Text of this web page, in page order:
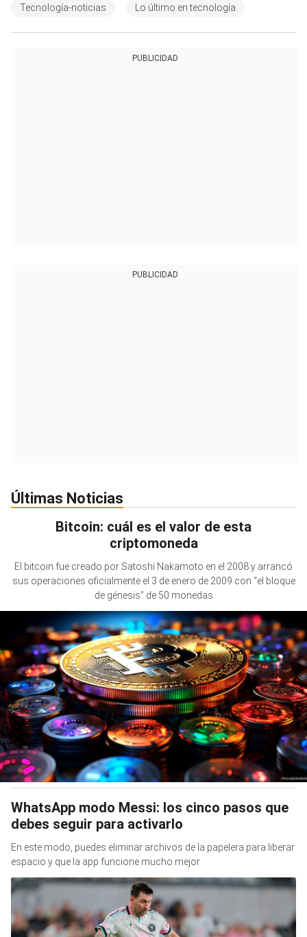
Tecnología-noticias Lo último en tecnología
PUBLICIDAD
PUBLICIDAD
Últimas Noticias
Bitcoin: cuál es el valor de esta
criptomoneda
El bitcoin fue creado por Satoshi Nakamoto en el 2008 y arrancó
sus operaciones oficialmente el 3 de enero de 2009 con “el bloque
de génesis” de 50 monedas
WhatsApp modo Messi: los cinco pasos que
debes seguir para activarlo
En este modo, puedes eliminar archivos de la papelera para liberar
espacio y que la app funcione mucho mejor